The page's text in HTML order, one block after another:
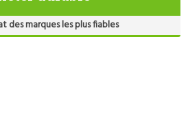
des marques les plus fiables